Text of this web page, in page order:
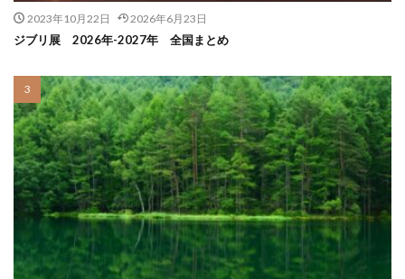
2023年10月22日 2026年6月23日
ジブリ展 2026年-2027年 全国まとめ